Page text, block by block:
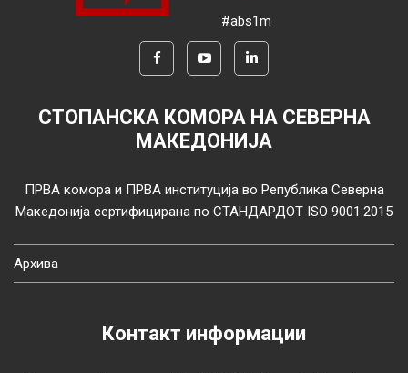
#abs1m
СТОПАНСКА КОМОРА НА СЕВЕРНА
МАКЕДОНИЈА
ПРВА комора и ПРВА институција во Република Северна
Македонија сертифицирана по СТАНДАРДОТ ISO 9001:2015
Архива
Контакт информации